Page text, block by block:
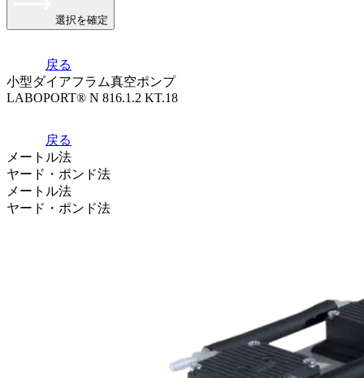
選択を確定
戻る
小型ダイアフラム真空ポンプ
LABOPORT® N 816.1.2 KT.18
戻る
メートル法
ヤード・ポンド法
メートル法
ヤード・ポンド法